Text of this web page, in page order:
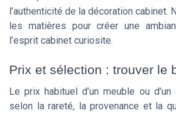
l’authenticité de la décoration cabinet.
les matières pour créer une
l’esprit cabinet curiosite.
Prix et sélection : trouver le
Le prix habituel d’un meuble ou
selon la rareté, la provenance et la